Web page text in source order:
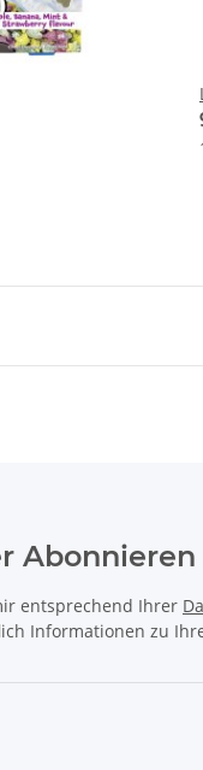
Abonnieren
entsprechend Ihrer
Informationen zu